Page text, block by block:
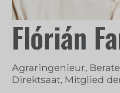
Flórián
Agraringenieur,
Direktsaat, Mitglied